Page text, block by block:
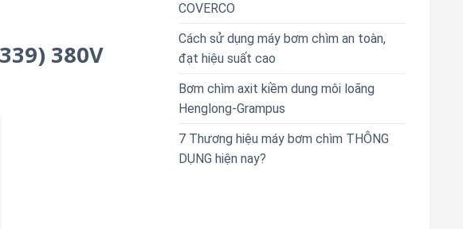
COVERCO
Cách sử dụng máy bơm chìm an toàn,
đạt hiệu suất cao
Bơm chìm axit kiềm dung môi loãng
Henglong-Grampus
7 Thương hiệu máy bơm chìm THÔNG
DỤNG hiện nay?
380V